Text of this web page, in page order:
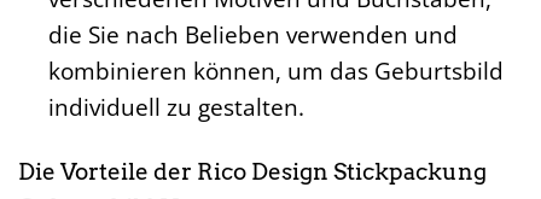
die Sie nach Belieben verwenden und
kombinieren können, um das Geburtsbild
individuell zu gestalten.
Die Vorteile der Rico Design Stickpackung